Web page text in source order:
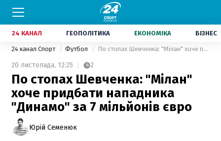
24 КАНАЛ ГЕОПОЛІТИКА ЕКОНОМІКА БІЗНЕС
24 канал Спорт Футбол По стопах Шевченка: "Мілан" хоче придбати нападника "Динамо" за 7 мільйонів євро
20 листопада, 12:25 2
По стопах Шевченка: "Мілан"
хоче придбати нападника
"Динамо" за 7 мільйонів євро
Юрій Семенюк